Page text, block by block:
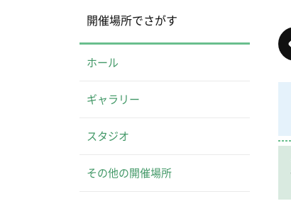
開催場所でさがす
ホール
ギャラリー
スタジオ
その他の開催場所